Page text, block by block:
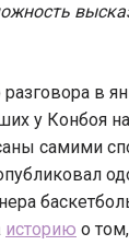
в
у Конбоя
самими
историю о